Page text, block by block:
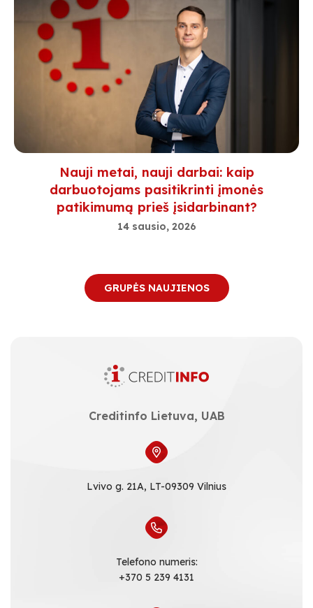
Nauji metai, nauji darbai: kaip
darbuotojams pasitikrinti įmonės
patikimumą prieš įsidarbinant?
14 sausio, 2026
GRUPĖS NAUJIENOS
Creditinfo Lietuva, UAB
Lvivo g. 21A, LT-09309 Vilnius
Telefono numeris:
+370 5 239 4131